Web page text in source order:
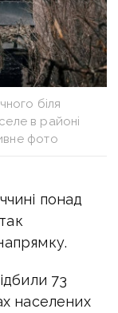
біля
в районі
фото
понад
73
населених